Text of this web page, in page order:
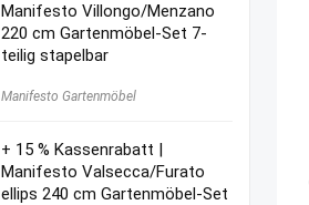
Manifesto Villongo/Menzano
220 cm Gartenmöbel-Set 7-
teilig stapelbar
Manifesto Gartenmöbel
+ 15 % Kassenrabatt |
Manifesto Valsecca/Furato
ellips 240 cm Gartenmöbel-Set